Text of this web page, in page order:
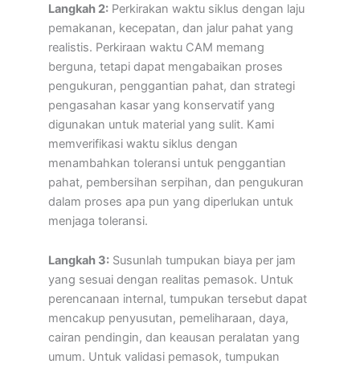
Langkah 2: Perkirakan waktu siklus dengan laju
pemakanan, kecepatan, dan jalur pahat yang
realistis. Perkiraan waktu CAM memang
berguna, tetapi dapat mengabaikan proses
pengukuran, penggantian pahat, dan strategi
pengasahan kasar yang konservatif yang
digunakan untuk material yang sulit. Kami
memverifikasi waktu siklus dengan
menambahkan toleransi untuk penggantian
pahat, pembersihan serpihan, dan pengukuran
dalam proses apa pun yang diperlukan untuk
menjaga toleransi.
Langkah 3: Susunlah tumpukan biaya per jam
yang sesuai dengan realitas pemasok. Untuk
perencanaan internal, tumpukan tersebut dapat
mencakup penyusutan, pemeliharaan, daya,
cairan pendingin, dan keausan peralatan yang
umum. Untuk validasi pemasok, tumpukan